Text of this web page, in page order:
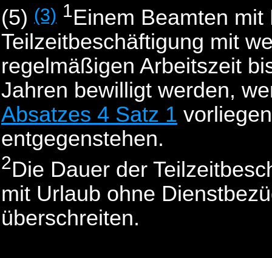
(5) (3) 1Einem Beamten
Teilzeitbeschäftigung mit
regelmäßigen Arbeitszeit
Jahren bewilligt werden,
Absatzes 4 Satz 1
entgegenstehen.
2Die Dauer der
mit Urlaub ohne
überschreiten.